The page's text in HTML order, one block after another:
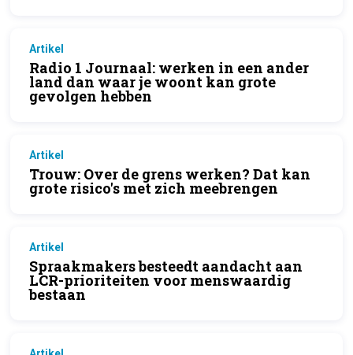
Artikel
Radio 1 Journaal: werken in een ander
land dan waar je woont kan grote
gevolgen hebben
Artikel
Trouw: Over de grens werken? Dat kan
grote risico's met zich meebrengen
Artikel
Spraakmakers besteedt aandacht aan
LCR-prioriteiten voor menswaardig
bestaan